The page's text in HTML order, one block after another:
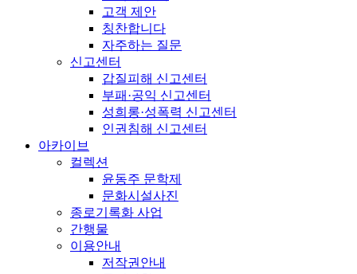
고객 제안
칭찬합니다
자주하는 질문
신고센터
갑질피해 신고센터
부패·공익 신고센터
성희롱·성폭력 신고센터
인권침해 신고센터
아카이브
컬렉션
윤동주 문학제
문화시설사진
종로기록화 사업
간행물
이용안내
저작권안내